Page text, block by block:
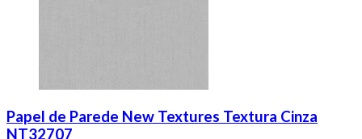
Papel de Parede New Textures Textura Cinza
NT32707